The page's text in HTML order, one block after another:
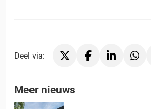
Deel via:
Meer nieuws